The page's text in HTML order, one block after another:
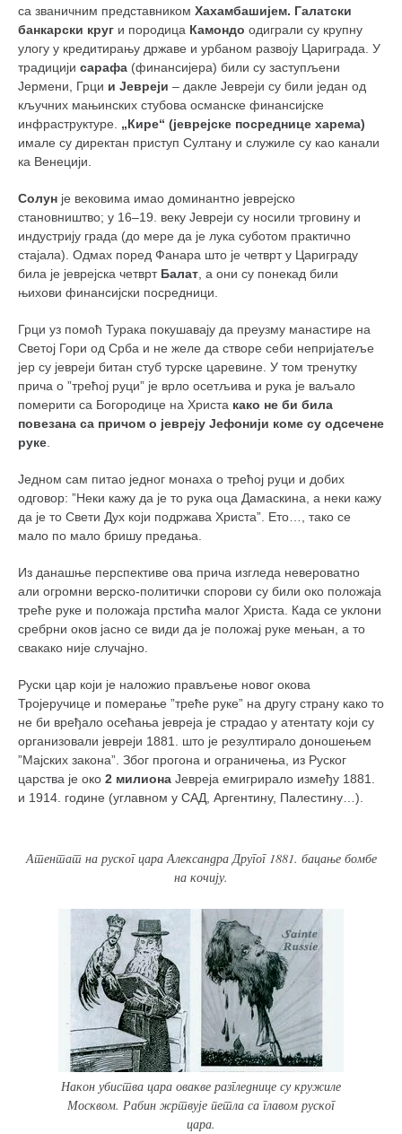
са званичним представником Хахамбашијем. Галатски
банкарски круг и породица Камондо одиграли су крупну
улогу у кредитирању државе и урбаном развоју Цариграда. У
традицији сарафа (финансијера) били су заступљени
Јермени, Грци и Јевреји – дакле Јевреји су били један од
кључних мањинских стубова османске финансијске
инфраструктуре. „Кире“ (јеврејске посреднице харема)
имале су директан приступ Султану и служиле су као канали
ка Венецији.
Солун је вековима имао доминантно јеврејско
становништво; у 16–19. веку Јевреји су носили трговину и
индустрију града (до мере да је лука суботом практично
стајала). Одмах поред Фанара што је четврт у Цариграду
била је јеврејска четврт Балат , а они су понекад били
њихови финансијски посредници.
Грци уз помоћ Турака покушавају да преузму манастире на
Светој Гори од Срба и не желе да створе себи непријатеље
јер су јевреји битан стуб турске царевине. У том тренутку
прича о ”трећој руци” је врло осетљива и рука је ваљало
померити са Богородице на Христа како не би била
повезана са причом о јевреју Јефонији коме су одсечене
руке
Једном сам питао једног монаха о трећој руци и добих
одговор: ”Неки кажу да је то рука оца Дамаскина, а неки кажу
да је то Свети Дух који подржава Христа”. Ето…, тако се
мало по мало бришу предања.
Из данашње перспективе ова прича изгледа невероватно
али огромни верско-политички спорови су били око положаја
треће руке и положаја прстића малог Христа. Када се уклони
сребрни оков јасно се види да је положај руке мењан, а то
свакако није случајно.
Руски цар који је наложио прављење новог окова
Тројеручице и померање ”треће руке” на другу страну како то
не би вређало осећања јевреја је страдао у атентату који су
организовали јевреји 1881. што је резултирало доношењем
”Мајских закона”. Због прогона и ограничења, из Руског
царства је око 2 милиона Јевреја емигрирало између 1881.
и 1914. године (углавном у САД, Аргентину, Палестину…).
Атентат на руског цара Александра Другог 1881. бацање бомбе
на кочију.
Након убиства цара овакве разгледнице су кружиле
Москвом. Рабин жртвује петла са главом руског
цара.